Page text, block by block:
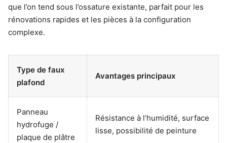
que l’on tend sous l’ossature existante, parfait pour les
rénovations rapides et les pièces à la configuration
complexe.
Type de faux
plafond
Avantages principaux
Panneau
hydrofuge /
plaque de plâtre
Résistance à l’humidité, surface
lisse, possibilité de peinture